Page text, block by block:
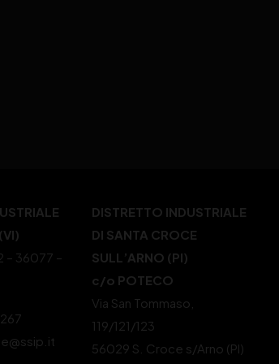
– 36077 –
DISTRETTO INDUSTRIALE
DI SANTA CROCE
SULL’ARNO (PI)
c/o POTECO
Via San Tommaso,
119/121/123
56029 S. Croce s/Arno (PI)